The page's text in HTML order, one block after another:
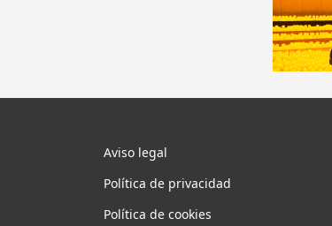
Aviso legal
Política de privacidad
Política de cookies